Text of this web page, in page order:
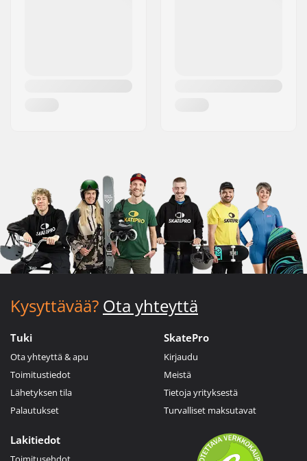
Kysyttävää? Ota yhteyttä
Tuki
Ota yhteyttä & apu
Toimitustiedot
Lähetyksen tila
Palautukset
SkatePro
Kirjaudu
Meistä
Tietoja yrityksestä
Turvalliset maksutavat
Lakitiedot